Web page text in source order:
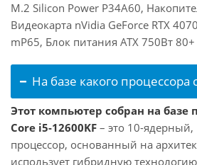
M.2 Silicon Power P34A60,
Видеокарта nVidia GeForce RTX
mP65, Блок питания ATX 750Вт
На базе какого процессора
Этот компьютер собран на базе
Core i5-12600KF – это 10-
процессор, основанный на
использует гибридную